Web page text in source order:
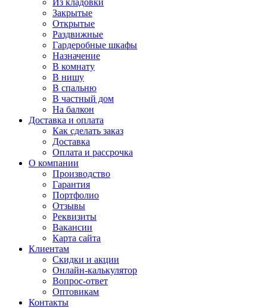
Из кладовки
Закрытые
Открытые
Раздвижные
Гардеробные шкафы
Назначение
В комнату
В нишу
В спальню
В частный дом
На балкон
Доставка и оплата
Как сделать заказ
Доставка
Оплата и рассрочка
О компании
Производство
Гарантия
Портфолио
Отзывы
Реквизиты
Вакансии
Карта сайта
Клиентам
Скидки и акции
Онлайн-калькулятор
Вопрос-ответ
Оптовикам
Контакты